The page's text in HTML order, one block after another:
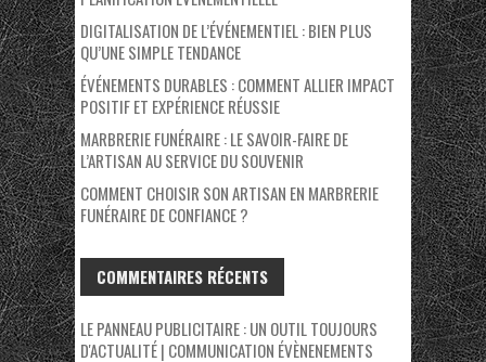
DIGITALISATION DE L’ÉVÉNEMENTIEL : BIEN PLUS
QU’UNE SIMPLE TENDANCE
ÉVÉNEMENTS DURABLES : COMMENT ALLIER IMPACT
POSITIF ET EXPÉRIENCE RÉUSSIE
MARBRERIE FUNÉRAIRE : LE SAVOIR-FAIRE DE
L’ARTISAN AU SERVICE DU SOUVENIR
COMMENT CHOISIR SON ARTISAN EN MARBRERIE
FUNÉRAIRE DE CONFIANCE ?
COMMENTAIRES RÉCENTS
LE PANNEAU PUBLICITAIRE : UN OUTIL TOUJOURS
D'ACTUALITÉ | COMMUNICATION ÉVÈNENEMENTS